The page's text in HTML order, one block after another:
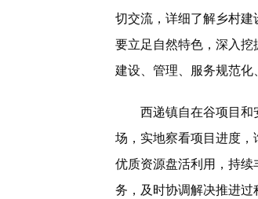
切交流，详细了解乡村建
要立足自然特色，深入
建设、管理、服务规范化
西递镇自在谷项目和安
场，实地察看项目进度
优质资源盘活利用，持
务，及时协调解决推进过